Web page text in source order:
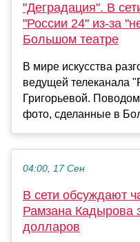
"Деградация". В
"России 24" из-за
Большом театре
В мире искусства
ведущей телеканала
Григорьевой.
фото, сделанные в
04:00, 17 Сен
В сети обсуждают
Рамзана Кадырова
долларов